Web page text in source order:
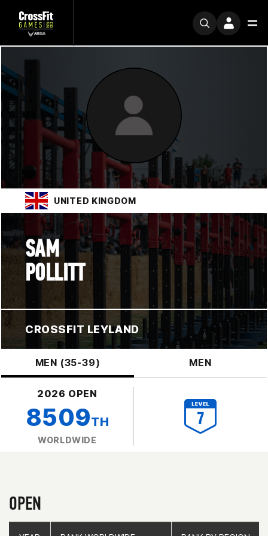
UNITED KINGDOM
SAM
POLLITT
CROSSFIT LEYLAND
MEN (35-39) MEN
2026 OPEN
8509TH
WORLDWIDE
OPEN